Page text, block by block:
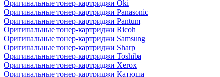
Оригинальные тонер-картриджи Oki
Оригинальные тонер-картриджи Panasonic
Оригинальные тонер-картриджи Pantum
Оригинальные тонер-картриджи Ricoh
Оригинальные тонер-картриджи Samsung
Оригинальные тонер-картриджи Sharp
Оригинальные тонер-картриджи Toshiba
Оригинальные тонер-картриджи Xerox
Оригинальные тонер-картриджи Катюша